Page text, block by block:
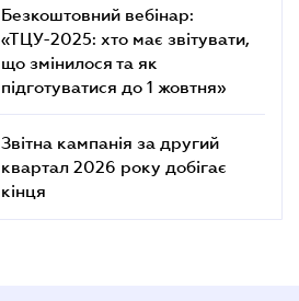
Безкоштовний вебінар:
«ТЦУ-2025: хто має звітувати,
що змінилося та як
підготуватися до 1 жовтня»
Звітна кампанія за другий
квартал 2026 року добігає
кінця